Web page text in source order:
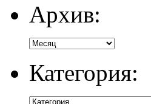
Архив:
Категория: